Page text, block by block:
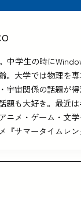
中学生の時に
。大学では物理を
宇宙関係の話題が
題も大好き。最近
ニメ・ゲーム・文
『サマータイムレン